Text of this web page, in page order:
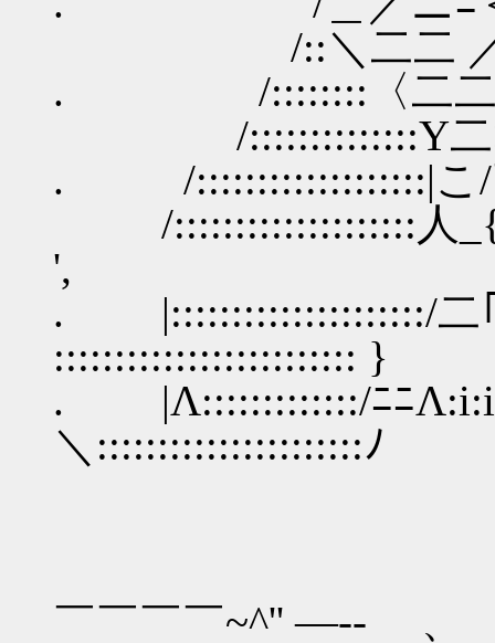
/::＼二二 ／
. /::::::::〈二二{:i:i
/::::::::::::::Υ二> {
. /:::::::::::::::::::|こ/￣
/::::::::::::::::::::人_{
',
. |:::::::::::::::::::::/二
::::::::::::::::::::::::: }
. |Λ:::::::::::::/ﾆﾆ
＼::::::::::::::::::::::ﾉ
￣￣￣￣~^'' ―‐- 、